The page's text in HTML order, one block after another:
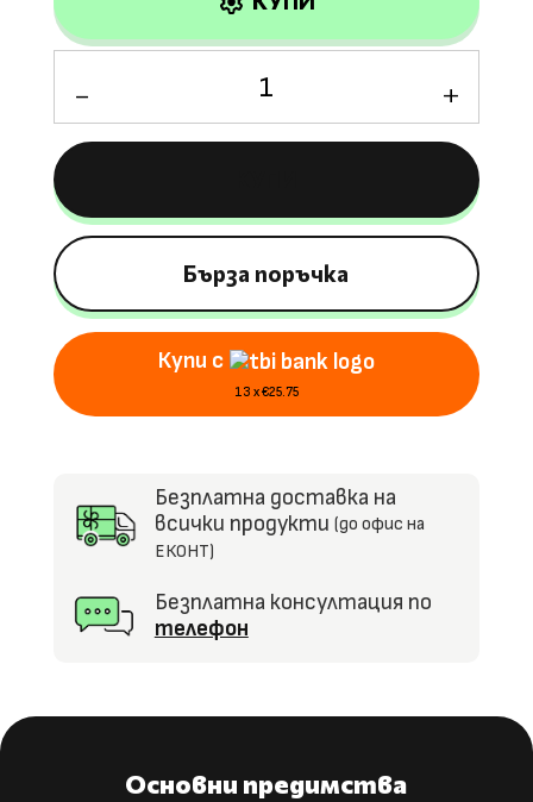
Лицензирана
Акумулаторна
Кола
Toyota
Supra
GR
12V/7Ah,
90W,
MP3
Бърза поръчка
Купи с
13 x €25.75
Безплатна доставка на
всички продукти (до офис на
ЕКОНТ)
Безплатна консултация по
телефон
Основни предимства